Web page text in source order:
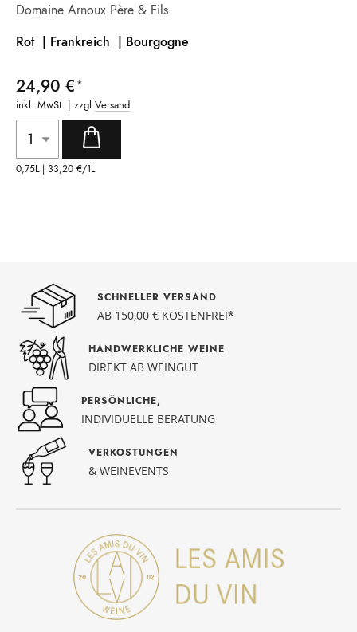
Domaine Arnoux Père & Fils
Rot | Frankreich | Bourgogne
24,90 €
inkl. MwSt. | zzgl.Versand
0,75L | 33,20 €/1L
SCHNELLER VERSAND
AB 150,00 € KOSTENFREI*
HANDWERKLICHE WEINE
DIREKT AB WEINGUT
PERSÖNLICHE,
INDIVIDUELLE BERATUNG
VERKOSTUNGEN
& WEINEVENTS